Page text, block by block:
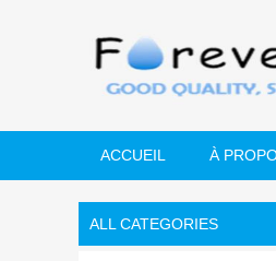
ACCUEIL À
ALL CATEGORIES